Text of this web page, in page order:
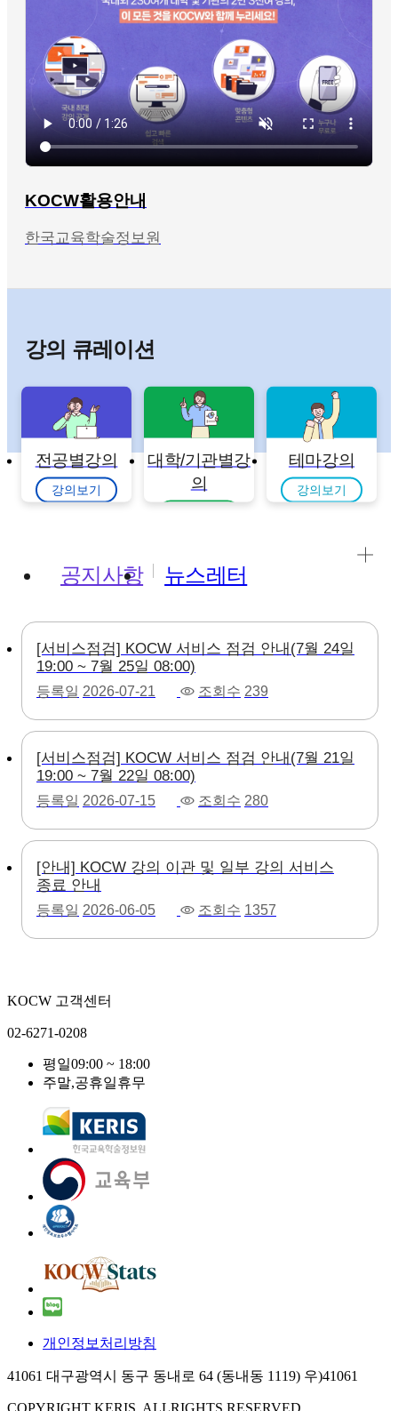
KOCW활용안내
한국교육학술정보원
강의 큐레이션
전공별강의
강의보기
대학/기관별강
의
테마강의
강의보기
공지사항 뉴스레터
[서비스점검] KOCW 서비스 점검 안내(7월 24일
19:00 ~ 7월 25일 08:00)
등록일 2026-07-21 조회수 239
[서비스점검] KOCW 서비스 점검 안내(7월 21일
19:00 ~ 7월 22일 08:00)
등록일 2026-07-15 조회수 280
[안내] KOCW 강의 이관 및 일부 강의 서비스
종료 안내
등록일 2026-06-05 조회수 1357
KOCW 고객센터
02-6271-0208
평일09:00 ~ 18:00
주말,공휴일휴무
개인정보처리방침
41061 대구광역시 동구 동내로 64 (동내동 1119) 우)41061
COPYRIGHT KERIS. ALLRIGHTS RESERVED